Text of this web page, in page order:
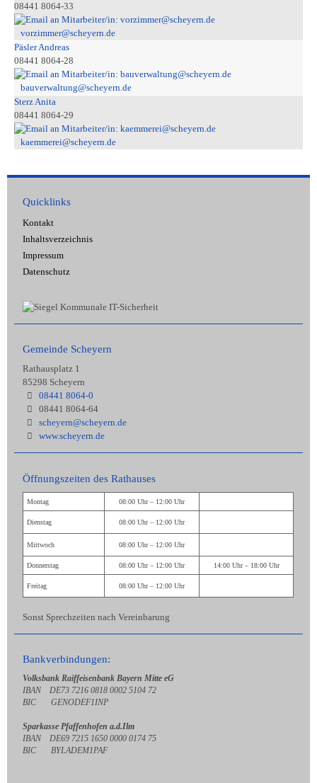
08441 8064-33
vorzimmer@scheyern.de
Päsler Andreas
08441 8064-28
bauverwaltung@scheyern.de
Sterz Anita
08441 8064-29
kaemmerei@scheyern.de
Quicklinks
Kontakt
Inhaltsverzeichnis
Impressum
Datenschutz
Gemeinde Scheyern
Rathausplatz 1
85298 Scheyern
08441 8064-0
08441 8064-64
scheyern@scheyern.de
www.scheyern.de
Öffnungszeiten des Rathauses
Montag 08:00 Uhr – 12:00 Uhr
Dienstag 08:00 Uhr – 12:00 Uhr
Mittwoch 08:00 Uhr – 12:00 Uhr
Donnerstag 08:00 Uhr – 12:00 Uhr 14:00 Uhr – 18:00 Uhr
Freitag 08:00 Uhr – 12:00 Uhr
Sonst Sprechzeiten nach Vereinbarung
Bankverbindungen:
Volksbank Raiffeisenbank Bayern Mitte eG
IBAN DE73 7216 0818 0002 5104 72
BIC GENODEF1INP
Sparkasse Pfaffenhofen a.d.Ilm
IBAN DE69 7215 1650 0000 0174 75
BIC BYLADEM1PAF